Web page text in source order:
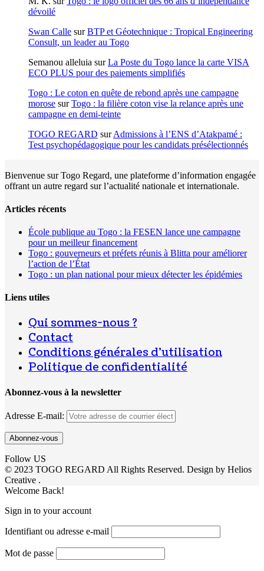
dévoilé
Swan Calle surBTP et Géotechnique : Tropical Engineering
Consult, un leader au Togo
Semanou alleluia surLa Poste du Togo lance la carte VISA
ECO PLUS pour des paiements simplifiés
Togo : Le coton en quête de rebond après une campagne
morose surTogo : la filière coton vise la relance après une
campagne en demi-teinte
TOGO REGARD surAdmissions à l’ENS d’Atakpamé :
Test psychopédagogique pour les candidats présélectionnés
Bienvenue sur Togo Regard, une plateforme d’information engagée
offrant un autre regard sur l’actualité nationale et internationale.
Articles récents
École publique au Togo : la FESEN lance une campagne
pour un meilleur financement
Togo : gouverneurs et préfets réunis à Blitta pour améliorer
l’action de l’État
Togo : un plan national pour mieux détecter les épidémies
Liens utiles
Qui sommes-nous ?
Contact
Conditions générales d’utilisation
Politique de confidentialité
Abonnez-vous à la newsletter
Adresse E-mail:
Follow US
© 2023 TOGO REGARD All Rights Reserved. Design by Helios
Creative .
Welcome Back!
Sign in to your account
Identifiant ou adresse e-mail
Mot de passe